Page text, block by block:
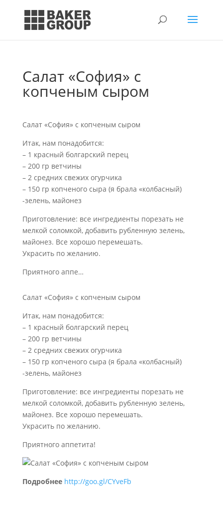
Салат «София» с
копченым сыром
Салат «София» с копченым сыром
Итак, нам понадобится:
– 1 красный болгарский перец
– 200 гр ветчины
– 2 средних свежих огурчика
– 150 гр копченого сыра (я брала «колбасный)
-зелень, майонез
Приготовление: все ингредиенты порезать не
мелкой соломкой, добавить рубленную зелень,
майонез. Все хорошо перемешать.
Украсить по желанию.
Приятного аппе…
Салат «София» с копченым сыром
Итак, нам понадобится:
– 1 красный болгарский перец
– 200 гр ветчины
– 2 средних свежих огурчика
– 150 гр копченого сыра (я брала «колбасный)
-зелень, майонез
Приготовление: все ингредиенты порезать не
мелкой соломкой, добавить рубленную зелень,
майонез. Все хорошо перемешать.
Украсить по желанию.
Приятного аппетита!
Подробнее http://goo.gl/CYveFb